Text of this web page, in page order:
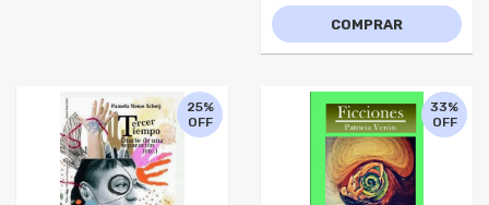
COMPRAR
25%
OFF
33%
OFF